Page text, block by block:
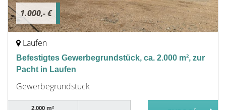
1.000,- €
Laufen
Befestigtes Gewerbegrundstück, ca. 2.000 m², zur
Pacht in Laufen
Gewerbegrundstück
2.000 m²